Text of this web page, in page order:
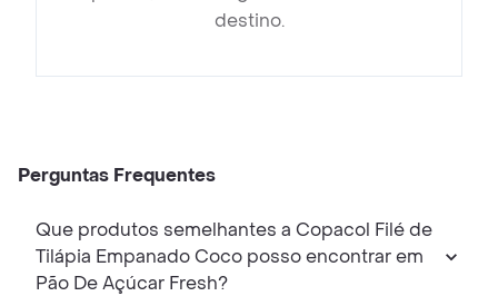
destino.
Perguntas Frequentes
Que produtos semelhantes a Copacol Filé de
Tilápia Empanado Coco posso encontrar em
Pão De Açúcar Fresh?